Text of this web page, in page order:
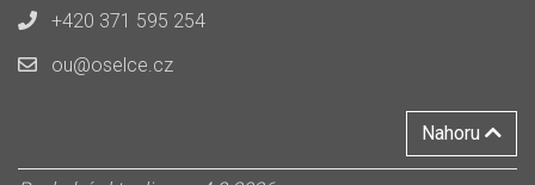
+420 371 595 254
ou@oselce.cz
Nahoru